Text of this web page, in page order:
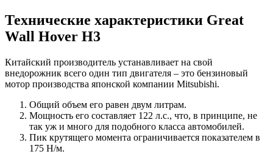
Технические характеристики Great
Wall Hover H3
Китайский производитель устанавливает на свой
внедорожник всего один тип двигателя – это бензиновый
мотор производства японской компании Mitsubishi.
Общий объем его равен двум литрам.
Мощность его составляет 122 л.с., что, в принципе, не
так уж и много для подобного класса автомобилей.
Пик крутящего момента ограничивается показателем в
175 Н/м.